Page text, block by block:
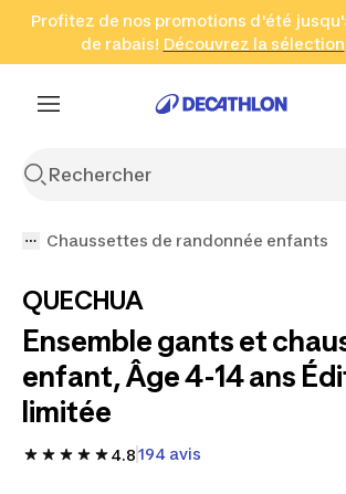
Aller à la recherche Aller au contenu
Profitez de nos promotions d'été
de rabais! Découvrez la sélection
Cliquez ici
en seulement 2 h!
(Zones sélectionnées)
Chaussettes de randonnée enfants
QUECHUA
Ensemble gants et
enfant, Âge 4-14 ans
limitée
4.8194 avis